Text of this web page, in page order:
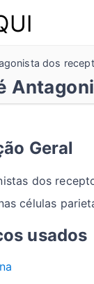
dos
Geral
dos
células
usados